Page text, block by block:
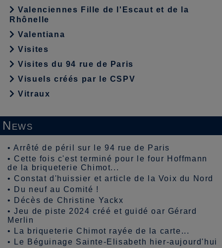
Valenciennes Fille de l'Escaut et de la
Rhônelle
Valentiana
Visites
Visites du 94 rue de Paris
Visuels créés par le CSPV
Vitraux
News
•Arrêté de péril sur le 94 rue de Paris
• Cette fois c'est terminé pour le four Hoffmann
de la briqueterie Chimot...
• Constat d'huissier et article de la Voix du Nord
•
Du neuf au Comité !
•
Décès de Christine Yackx
•Jeu de piste 2024 créé et guidé oar Gérard
Merlin
•
La briqueterie Chimot rayée de la carte...
•
Le Béguinage Sainte-Elisabeth hier-aujourd'hui